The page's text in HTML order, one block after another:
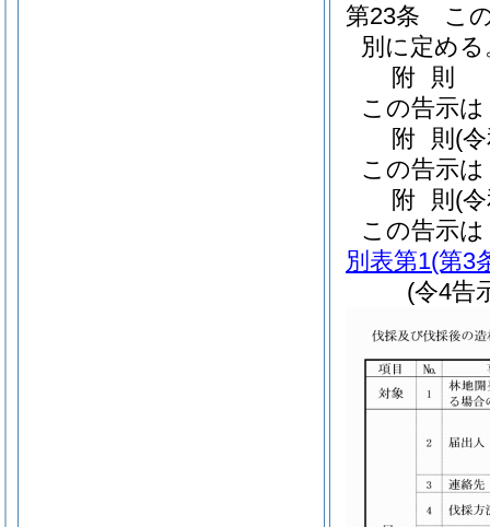
第23条
こ
別に定める
附 則
この告示
附 則 (
この告示
附 則 (
この告示
別表第1(第3
(令4告